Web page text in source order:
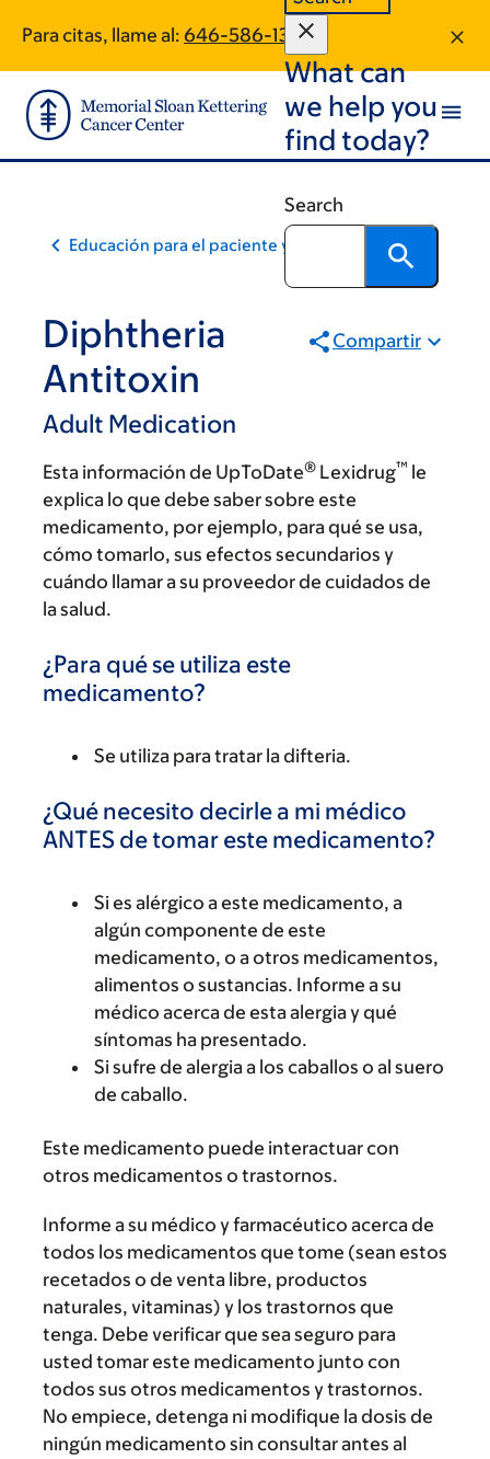
main
content
footer
Para citas, llame al: 646-586-1375
What can
we help you
find today?
Search
Educación para el paciente y la comunidad
Diphtheria
Antitoxin
Adult Medication
Compartir
Esta información de UpToDate® Lexidrug™ le
explica lo que debe saber sobre este
medicamento, por ejemplo, para qué se usa,
cómo tomarlo, sus efectos secundarios y
cuándo llamar a su proveedor de cuidados de
la salud.
¿Para qué se utiliza este
medicamento?
Se utiliza para tratar la difteria.
¿Qué necesito decirle a mi médico
ANTES de tomar este medicamento?
Si es alérgico a este medicamento, a
algún componente de este
medicamento, o a otros medicamentos,
alimentos o sustancias. Informe a su
médico acerca de esta alergia y qué
síntomas ha presentado.
Si sufre de alergia a los caballos o al suero
de caballo.
Este medicamento puede interactuar con
otros medicamentos o trastornos.
Informe a su médico y farmacéutico acerca de
todos los medicamentos que tome (sean estos
recetados o de venta libre, productos
naturales, vitaminas) y los trastornos que
tenga. Debe verificar que sea seguro para
usted tomar este medicamento junto con
todos sus otros medicamentos y trastornos.
No empiece, detenga ni modifique la dosis de
ningún medicamento sin consultar antes al